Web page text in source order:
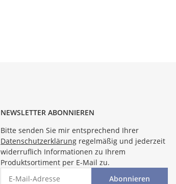
NEWSLETTER ABONNIEREN
Bitte senden Sie mir entsprechend Ihrer
Datenschutzerklärung regelmäßig und jederzeit
widerruflich Informationen zu Ihrem
Produktsortiment per E-Mail zu.
Abonnieren